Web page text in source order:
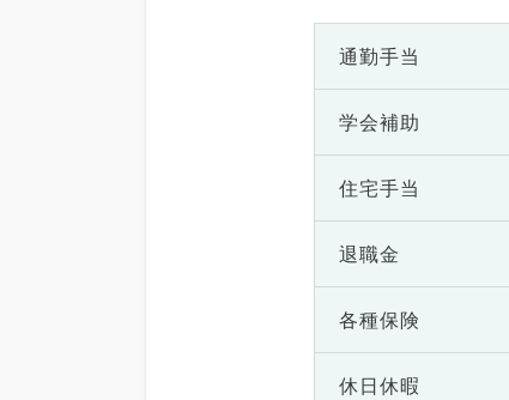
通勤手当
学会補助
住宅手当
退職金
各種保険
休日休暇